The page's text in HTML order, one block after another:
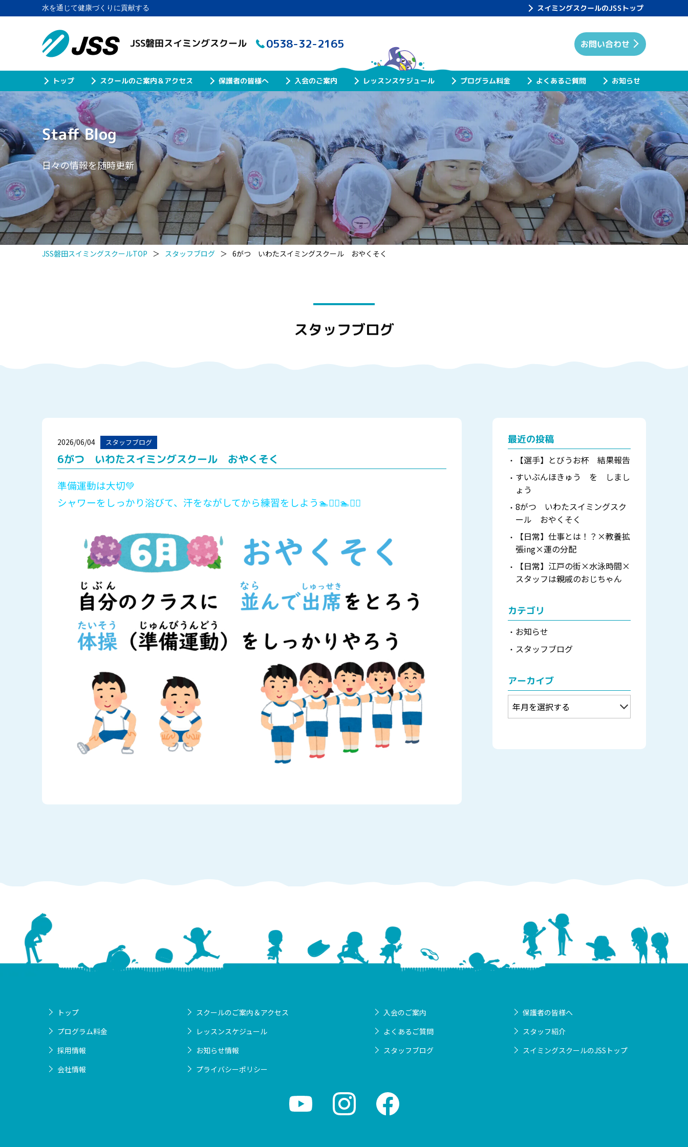
水を通じて健康づくりに貢献する スイミングスクールのJSSトップ
JSS磐田スイミングスクール 0538-32-2165
トップ スクールのご案内＆アクセス 保護者の皆様へ 入会のご案内 レッスンスケジュール プログラム料金 よくあるご質問 お知らせ
お問い合わせ
Staff Blog
日々の情報を随時更新
JSS磐田スイミングスクールTOP ＞ スタッフブログ ＞ 6がつ いわたスイミングスクール おやくそく
スタッフブログ
2026/06/04 スタッフブログ
6がつ いわたスイミングスクール おやくそく
準備運動は大切💚
シャワーをしっかり浴びて、汗をながしてから練習をしよう🏊🏊‍♀️🏊🏊‍♀️
最近の投稿
【選手】とびうお杯 結果報告
すいぶんほきゅう を しまし
ょう
8がつ いわたスイミングスク
ール おやくそく
【日常】仕事とは！？×教養拡
張ing×運の分配
【日常】江戸の街×水泳時間×
スタッフは親戚のおじちゃん
カテゴリ
お知らせ
スタッフブログ
アーカイブ
トップ スクールのご案内＆アクセス 入会のご案内
保護者の皆様へ
プログラム料金
レッスンスケジュール よくあるご質問
スタッフ紹介
採用情報
お知らせ情報 スタッフブログ
スイミングスクールのJSSトップ
会社情報
プライバシーポリシー